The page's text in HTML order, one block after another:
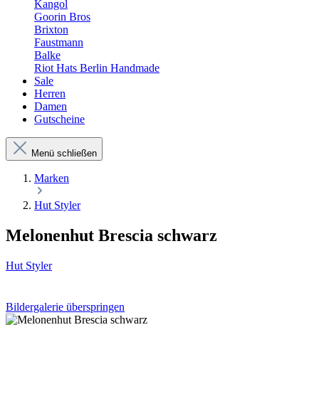
Kangol
Goorin Bros
Brixton
Faustmann
Balke
Riot Hats Berlin Handmade
Sale
Herren
Damen
Gutscheine
Menü schließen
Marken
Hut Styler
Melonenhut Brescia schwarz
Hut Styler
Bildergalerie überspringen